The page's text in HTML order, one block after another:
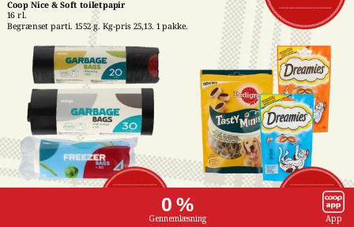
0 %
Gennemlæsning App
Coop Nice & Soft toiletpapir
16 rl.
Begrænset parti. 1552 g. Kg-pris 25,13. 1 pakke.
Affaldsposer med Pedigree- eller
Dreamies snacks
Flere varianter. 60-140
g. Kg-pris maks.